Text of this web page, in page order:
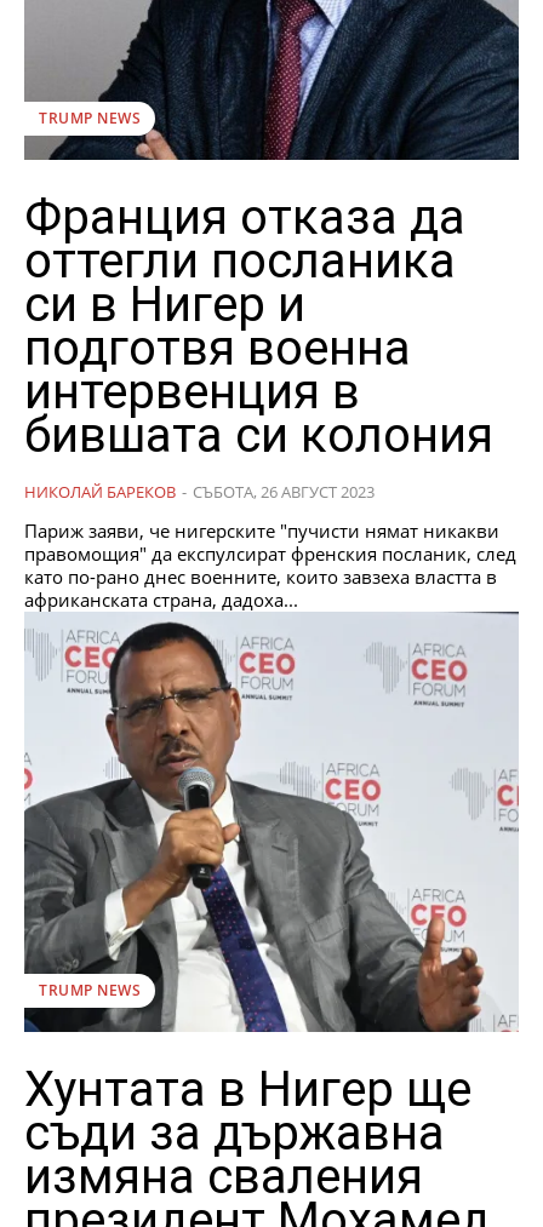
TRUMP NEWS
Франция отказа да
оттегли посланика
си в Нигер и
подготвя военна
интервенция в
бившата си колония
НИКОЛАЙ БАРЕКОВ - СЪБОТА, 26 АВГУСТ 2023
Париж заяви, че нигерските "пучисти нямат никакви
правомощия" да експулсират френския посланик, след
като по-рано днес военните, които завзеха властта в
африканската страна, дадоха...
TRUMP NEWS
Хунтата в Нигер ще
съди за държавна
измяна сваления